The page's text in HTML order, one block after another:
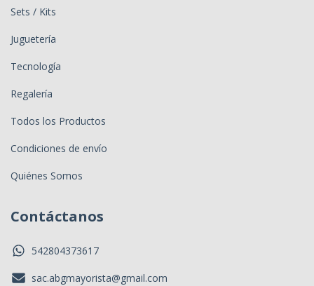
Sets / Kits
Juguetería
Tecnología
Regalería
Todos los Productos
Condiciones de envío
Quiénes Somos
Contáctanos
542804373617
sac.abgmayorista@gmail.com